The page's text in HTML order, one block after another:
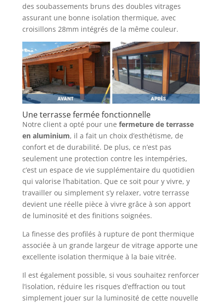
des soubassements bruns des doubles vitrages
assurant une bonne isolation thermique, avec
croisillons 28mm intégrés de la même couleur.
Une terrasse fermée fonctionnelle
Notre client a opté pour une fermeture de terrasse
en aluminium, il a fait un choix d’esthétisme, de
confort et de durabilité. De plus, ce n’est pas
seulement une protection contre les intempéries,
c’est un espace de vie supplémentaire du quotidien
qui valorise l’habitation. Que ce soit pour y vivre, y
travailler ou simplement s’y relaxer, votre terrasse
devient une réelle pièce à vivre grâce à son apport
de luminosité et des finitions soignées.
La finesse des profilés à rupture de pont thermique
associée à un grande largeur de vitrage apporte une
excellente isolation thermique à la baie vitrée.
Il est également possible, si vous souhaitez renforcer
l’isolation, réduire les risques d’effraction ou tout
simplement jouer sur la luminosité de cette nouvelle